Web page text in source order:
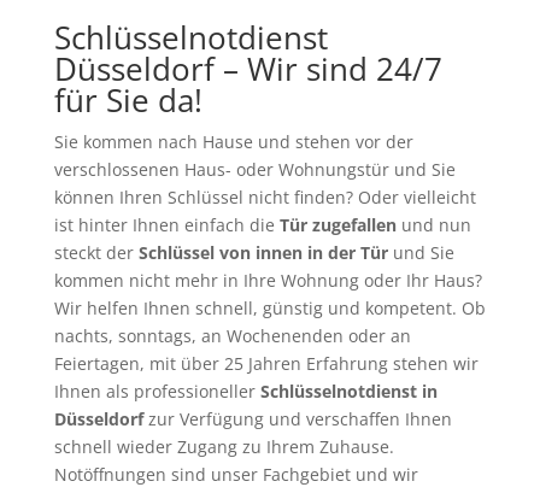
Schlüsselnotdienst
Düsseldorf – Wir sind 24/7
für Sie da!
Sie kommen nach Hause und stehen vor der
verschlossenen Haus- oder Wohnungstür und Sie
können Ihren Schlüssel nicht finden? Oder vielleicht
ist hinter Ihnen einfach die Tür zugefallenund nun
steckt der Schlüssel von innen in der Türund Sie
kommen nicht mehr in Ihre Wohnung oder Ihr Haus?
Wir helfen Ihnen schnell, günstig und kompetent. Ob
nachts, sonntags, an Wochenenden oder an
Feiertagen, mit über 25 Jahren Erfahrung stehen wir
Ihnen als professioneller Schlüsselnotdienst in
Düsseldorfzur Verfügung und verschaffen Ihnen
schnell wieder Zugang zu Ihrem Zuhause.
Notöffnungen sind unser Fachgebiet und wir